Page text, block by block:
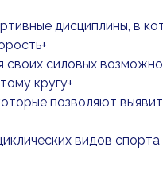
дисциплины, в
силовых
кругу+
позволяют
видов